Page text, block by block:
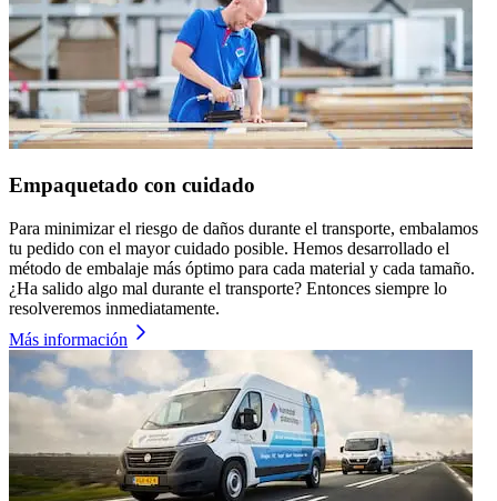
Empaquetado con cuidado
Para minimizar el riesgo de daños durante el transporte, embalamos
tu pedido con el mayor cuidado posible. Hemos desarrollado el
método de embalaje más óptimo para cada material y cada tamaño.
¿Ha salido algo mal durante el transporte? Entonces siempre lo
resolveremos inmediatamente.
Más información